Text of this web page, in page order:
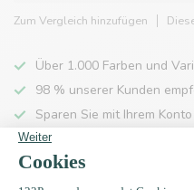
Zum Vergleich hinzufügen
Über 1.000 Farben und
98 % unserer Kunden
Sparen Sie mit Ihrem
Kostenlose Lieferung nach